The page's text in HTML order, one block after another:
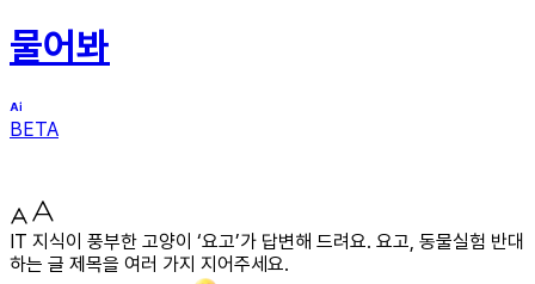
물어봐
BETA
IT 지식이 풍부한 고양이 ‘요고’가 답변해 드려요. 요고, 동물실험 반대
하는 글 제목을 여러 가지 지어주세요.